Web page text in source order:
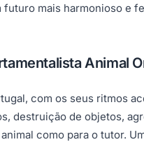
mais harmonioso e
Animal
com os seus ritmos
destruição de objetos,
como para o tutor.